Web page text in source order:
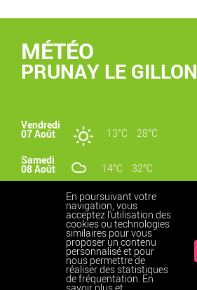
MÉTÉO
PRUNAY LE GILLON
Vendredi
07 Août 13°C 28°C
Samedi
08 Août 14°C 32°C
19°C 36°C
Contact Haut Mentions légales
Plan du site
Cookies
En poursuivant votre
navigation, vous
acceptez l'utilisation des
cookies ou technologies
similaires pour vous
proposer un contenu
personnalisé et pour
nous permettre de
réaliser des statistiques
de fréquentation. En